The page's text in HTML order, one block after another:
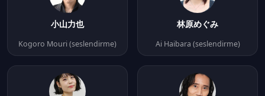
小山力也
Kogoro Mouri (seslendirme)
林原めぐみ
Ai Haibara (seslendirme)